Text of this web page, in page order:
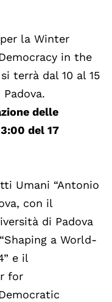
la Winter
in the
terrà dal 10 al 15
delle
del 17
Umani “Antonio
con il
di Padova
a World-
e il
for